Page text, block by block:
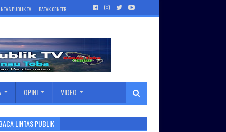
PUBLIK TV BATAK CENTER
OPINI VIDEO
LINTAS PUBLIK